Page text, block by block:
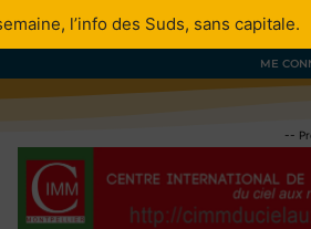
ME
--
l’info des Suds, sans capitale.